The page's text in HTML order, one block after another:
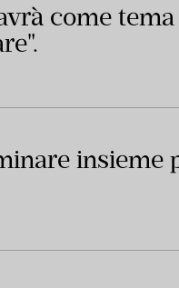
come tema
insieme